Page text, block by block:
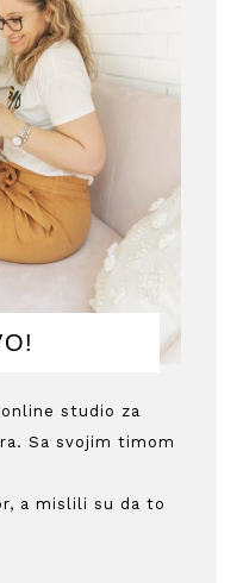
studio za
Sa svojim timom
a mislili su da to